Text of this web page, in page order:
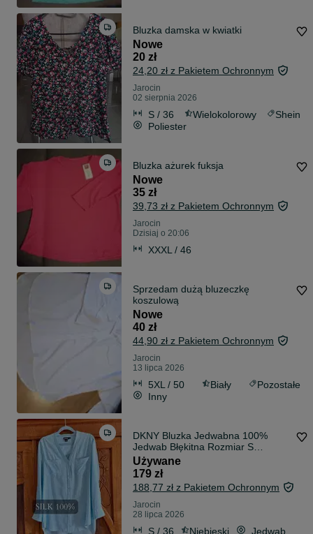
Bluzka damska w kwiatki
Nowe
20 zł
24,20 zł z Pakietem Ochronnym
Jarocin
02 sierpnia 2026
S / 36 Wielokolorowy
Shein
Poliester
Bluzka ażurek fuksja
Nowe
35 zł
39,73 zł z Pakietem Ochronnym
Jarocin
Dzisiaj o 20:06
XXXL / 46
Sprzedam dużą bluzeczkę
koszulową
Nowe
40 zł
44,90 zł z Pakietem Ochronnym
Jarocin
13 lipca 2026
5XL / 50 Biały
Pozostałe
Inny
DKNY Bluzka Jedwabna 100%
Jedwab Błękitna Rozmiar S
Elegancka Zwiewna
Używane
179 zł
188,77 zł z Pakietem Ochronnym
Jarocin
28 lipca 2026
S / 36 Niebieski Jedwab